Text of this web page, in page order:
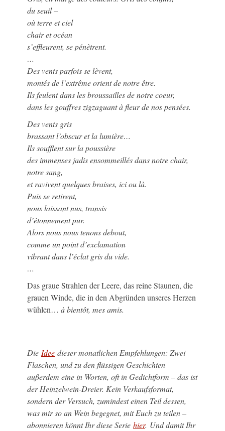
du seuil –
où terre et ciel
chair et océan
s’effleurent, se pénètrent.
…
Des vents parfois se lèvent,
montés de l’extrême orient de notre être.
Ils feulent dans les broussailles de notre coeur,
dans les gouffres zigzaguant à fleur de nos pensées.
Des vents gris
brassant l’obscur et la lumière…
Ils soufflent sur la poussière
des immenses jadis ensommeillés dans notre chair,
notre sang,
et ravivent quelques braises, ici ou là.
Puis se retirent,
nous laissant nus, transis
d’étonnement pur.
Alors nous nous tenons debout,
comme un point d’exclamation
vibrant dans l’éclat gris du vide.
…
Das graue Strahlen der Leere, das reine Staunen, die
grauen Winde, die in den Abgründen unseres Herzen
wühlen… à bientôt, mes amis.
Die Idee dieser monatlichen Empfehlungen: Zwei
Flaschen, und zu den flüssigen Geschichten
außerdem eine in Worten, oft in Gedichtform – das ist
der Heinzelwein-Dreier. Kein Verkaufsformat,
sondern der Versuch, zumindest einen Teil dessen,
was mir so an Wein begegnet, mit Euch zu teilen –
abonnieren könnt Ihr diese Serie hier. Und damit Ihr